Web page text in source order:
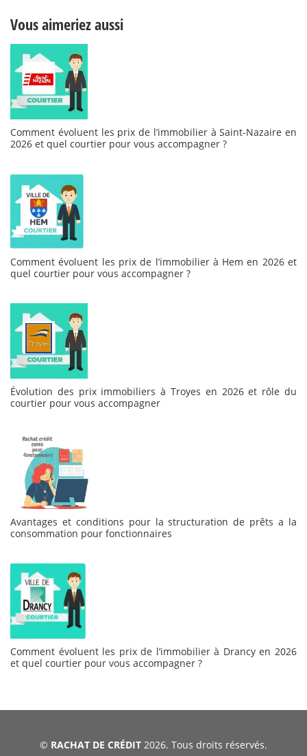
Vous aimeriez aussi
Comment évoluent les prix de l’immobilier à Saint-Nazaire en
2026 et quel courtier pour vous accompagner ?
Comment évoluent les prix de l’immobilier à Hem en 2026 et
quel courtier pour vous accompagner ?
Évolution des prix immobiliers à Troyes en 2026 et rôle du
courtier pour vous accompagner
Avantages et conditions pour la structuration de prêts a la
consommation pour fonctionnaires
Comment évoluent les prix de l’immobilier à Drancy en 2026
et quel courtier pour vous accompagner ?
© RACHAT DE CRÉDIT 2026. Tous droits réservés.